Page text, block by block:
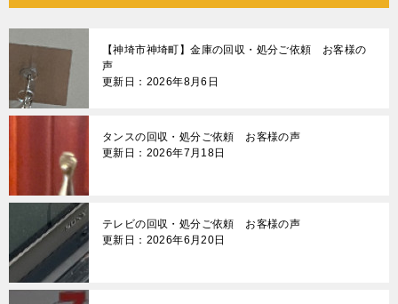
【神埼市神埼町】金庫の回収・処分ご依頼 お客様の
声
更新日：2026年8月6日
タンスの回収・処分ご依頼 お客様の声
更新日：2026年7月18日
テレビの回収・処分ご依頼 お客様の声
更新日：2026年6月20日